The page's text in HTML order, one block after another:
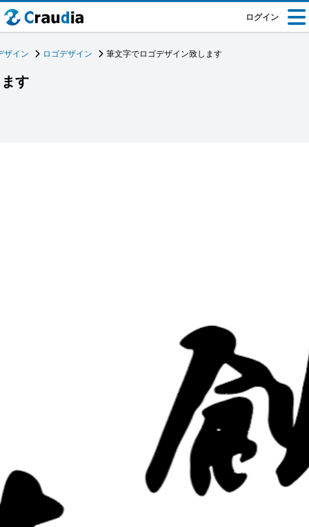
ログイン
ザイン ロゴデザイン 筆文字でロゴデザイン致します
す